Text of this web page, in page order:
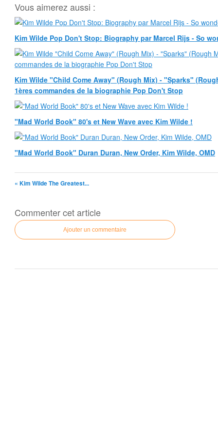
Vous aimerez aussi :
Kim Wilde Pop Don't Stop: Biography par Marcel Rijs - So
Kim Wilde "Child Come Away" (Rough Mix) - "Sparks"
1ères commandes de la biographie Pop Don't Stop
"Mad World Book" 80's et New Wave avec Kim Wilde !
"Mad World Book" Duran Duran, New Order, Kim Wilde, OMD
« Kim Wilde The Greatest...
Commenter cet article
Ajouter un commentaire